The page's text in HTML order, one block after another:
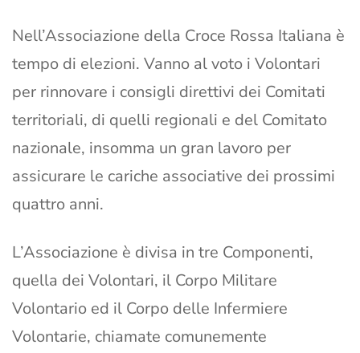
Nell’Associazione della Croce Rossa Italiana è
tempo di elezioni. Vanno al voto i Volontari
per rinnovare i consigli direttivi dei Comitati
territoriali, di quelli regionali e del Comitato
nazionale, insomma un gran lavoro per
assicurare le cariche associative dei prossimi
quattro anni.
L’Associazione è divisa in tre Componenti,
quella dei Volontari, il Corpo Militare
Volontario ed il Corpo delle Infermiere
Volontarie, chiamate comunemente